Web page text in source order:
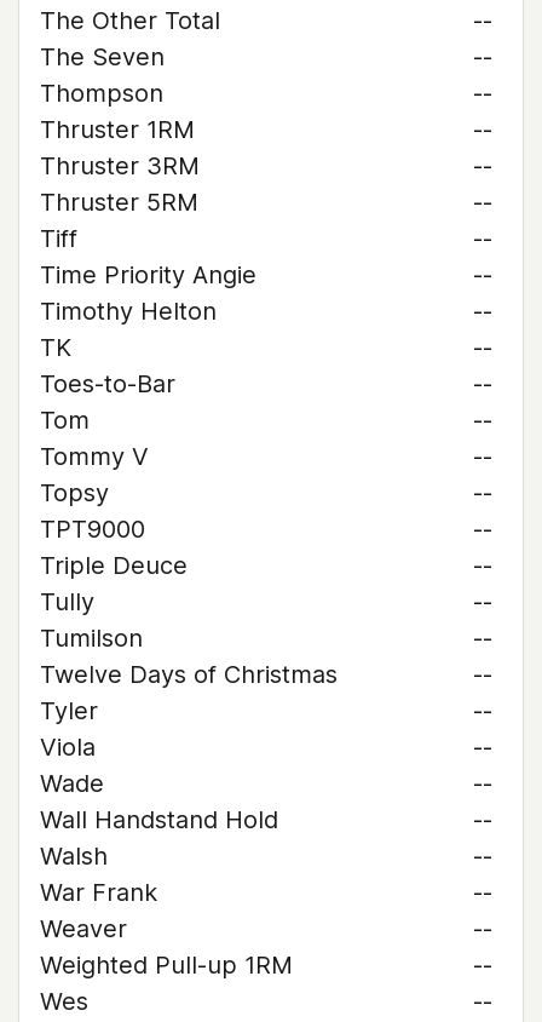
The Other Total
--
The Seven
--
Thompson
--
Thruster 1RM
--
Thruster 3RM
--
Thruster 5RM
--
Tiff
--
Time Priority Angie
--
Timothy Helton
--
TK
--
Toes-to-Bar
--
Tom
--
Tommy V
--
Topsy
--
TPT9000
--
Triple Deuce
--
Tully
--
Tumilson
--
Twelve Days of Christmas
--
Tyler
--
Viola
--
Wade
--
Wall Handstand Hold
--
Walsh
--
War Frank
--
Weaver
--
Weighted Pull-up 1RM
--
Wes
--